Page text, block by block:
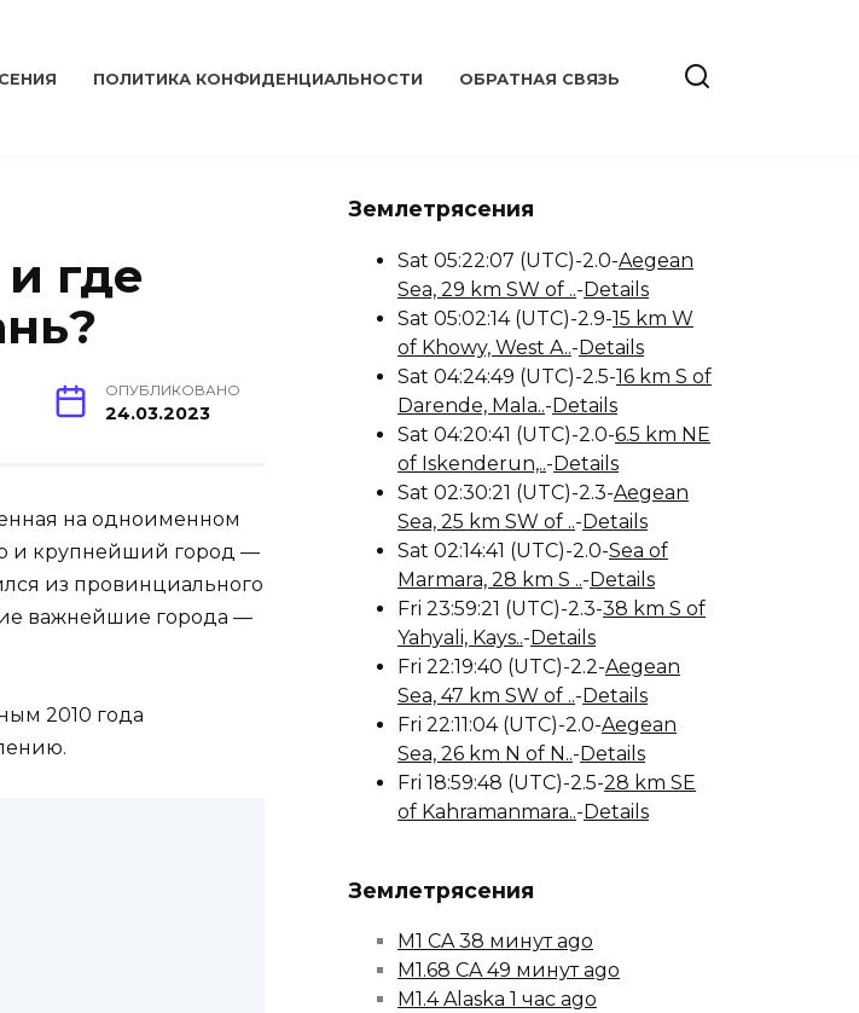
ПОЛИТИКА КОНФИДЕНЦИАЛЬНОСТИ ОБРАТНАЯ СВЯЗЬ
где
ОПУБЛИКОВАНО
24.03.2023
на одноименном
и крупнейший город —
из провинциального
важнейшие города —
2010 года
Землетрясения
Sat 05:22:07 (UTC)-2.0-Aegean
Sea, 29 km SW of ..-Details
Sat 05:02:14 (UTC)-2.9-15 km W
of Khowy, West A..-Details
Sat 04:24:49 (UTC)-2.5-16 km S of
Darende, Mala..-Details
Sat 04:20:41 (UTC)-2.0-6.5 km NE
of Iskenderun,..-Details
Sat 02:30:21 (UTC)-2.3-Aegean
Sea, 25 km SW of ..-Details
Sat 02:14:41 (UTC)-2.0-Sea of
Marmara, 28 km S ..-Details
Fri 23:59:21 (UTC)-2.3-38 km S of
Yahyali, Kays..-Details
Fri 22:19:40 (UTC)-2.2-Aegean
Sea, 47 km SW of ..-Details
Fri 22:11:04 (UTC)-2.0-Aegean
Sea, 26 km N of N..-Details
Fri 18:59:48 (UTC)-2.5-28 km SE
of Kahramanmara..-Details
Землетрясения
M1 CA 38 минут ago
M1.68 CA 49 минут ago
M1.4 Alaska 1 час ago